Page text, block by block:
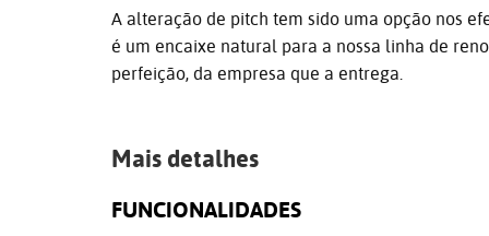
A alteração de pitch tem sido uma opção nos
é um encaixe natural para a nossa linha de
perfeição, da empresa que a entrega.
Mais detalhes
FUNCIONALIDADES